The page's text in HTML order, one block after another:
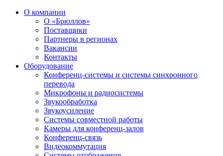
О компании
О «Брюллов»
Поставщики
Партнеры в регионах
Вакансии
Контакты
Оборудование
Конференц-системы и системы синхронного
перевода
Микрофоны и радиосистемы
Звукообработка
Звукоусиление
Системы совместной работы
Камеры для конференц-залов
Конференц-связь
Видеокоммутация